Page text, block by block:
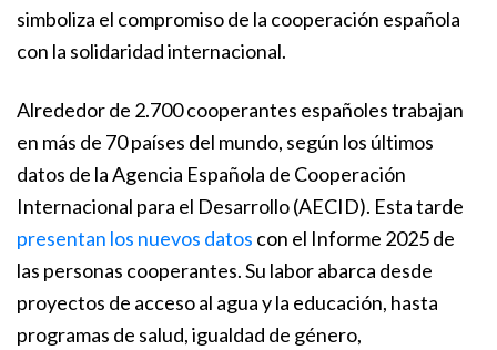
simboliza el compromiso de la cooperación española
con la solidaridad internacional.
Alrededor de 2.700 cooperantes españoles trabajan
en más de 70 países del mundo, según los últimos
datos de la Agencia Española de Cooperación
Internacional para el Desarrollo (AECID). Esta tarde
presentan los nuevos datos con el Informe 2025 de
las personas cooperantes. Su labor abarca desde
proyectos de acceso al agua y la educación, hasta
programas de salud, igualdad de género,